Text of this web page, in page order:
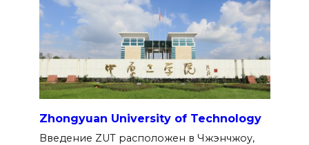
Zhongyuan University of Technology
Введение ZUT расположен в Чжэнчжоу,